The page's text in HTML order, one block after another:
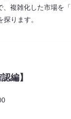
複雑化した市場を
ります。
編】